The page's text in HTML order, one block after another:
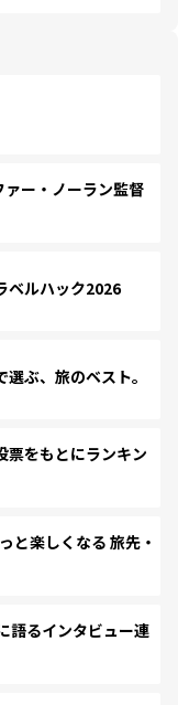
ー・ノーラン監督
ルハック2026
ぶ、旅のベスト。
をもとにランキン
楽しくなる 旅先・
語るインタビュー連